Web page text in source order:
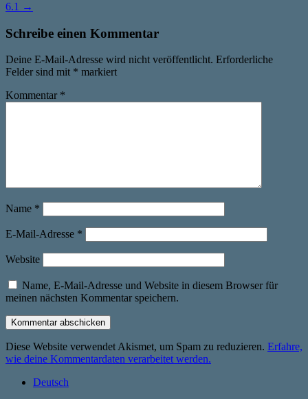
6.1 →
Schreibe einen Kommentar
Deine E-Mail-Adresse wird nicht veröffentlicht. Erforderliche
Felder sind mit * markiert
Kommentar *
Name *
E-Mail-Adresse *
Website
Name, E-Mail-Adresse und Website in diesem Browser für
meinen nächsten Kommentar speichern.
Diese Website verwendet Akismet, um Spam zu reduzieren. Erfahre,
wie deine Kommentardaten verarbeitet werden.
Deutsch